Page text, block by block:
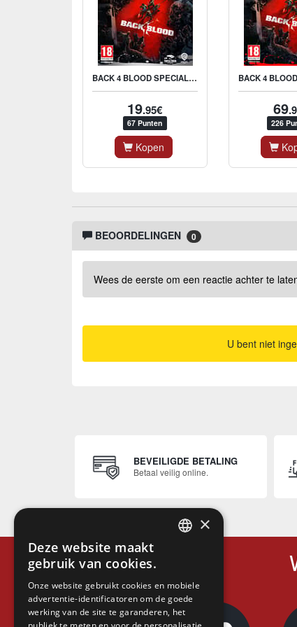
BACK 4 BLOOD SPECIAL EDITION - XONE / XBOX SERIES X
19.95€
67 Punten
Kopen
69
226
BEOORDELINGEN 0
Wees de eerste om een reactie achter te
U bent niet
BEVEILIGDE BETALING
Betaal veilig online.
DUTCH
ENGLISH
×
Deze website maakt
gebruik van cookies.
Onze website gebruikt cookies en mobiele
advertentie-identificatoren om de goede
werking van de site te garanderen, het